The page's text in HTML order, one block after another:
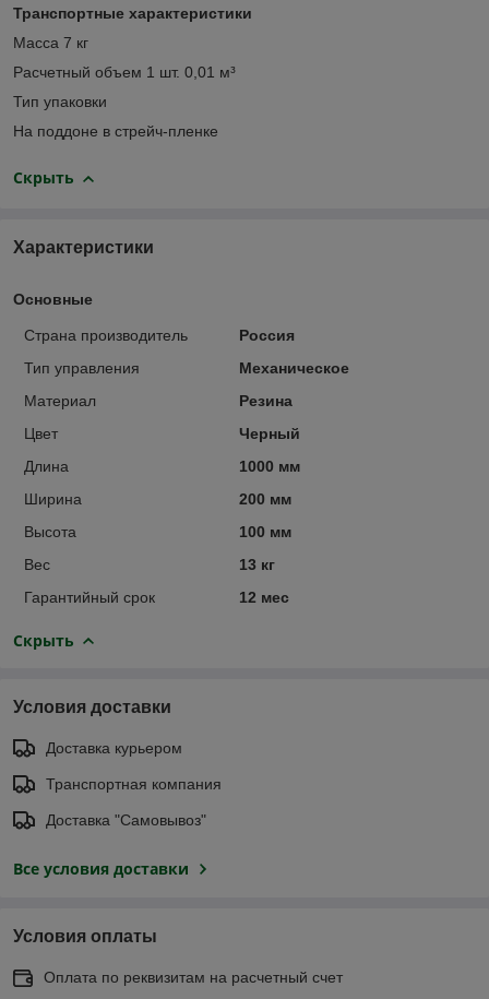
Транспортные характеристики
Масса 7 кг
Расчетный объем 1 шт. 0,01 м³
Тип упаковки
На поддоне в стрейч-пленке
Скрыть
Характеристики
Основные
Страна производитель
Россия
Тип управления
Механическое
Материал
Резина
Цвет
Черный
Длина
1000 мм
Ширина
200 мм
Высота
100 мм
Вес
13 кг
Гарантийный срок
12 мес
Скрыть
Условия доставки
Доставка курьером
Транспортная компания
Доставка "Самовывоз"
Все условия доставки
Условия оплаты
Оплата по реквизитам на расчетный счет